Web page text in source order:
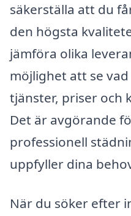
säkerställa att du
den högsta
jämföra olika
möjlighet att se
tjänster, priser och
Det är avgörande
professionell
uppfyller dina
När du söker efter